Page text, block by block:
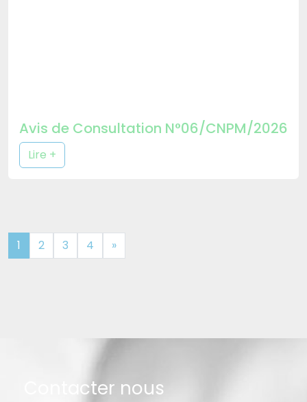
Avis de Consultation N°06/CNPM/2026
Lire +
1 2 3 4 »
Contacter nous